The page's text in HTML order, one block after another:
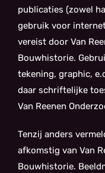
publicaties (zowel
gebruik voor
vereist door Van
Bouwhistorie.
tekening, graphic,
daar schriftelijke
Van Reenen
Tenzij anders
afkomstig van Van
Bouwhistorie.